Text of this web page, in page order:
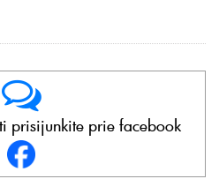
prisijunkite prie facebook